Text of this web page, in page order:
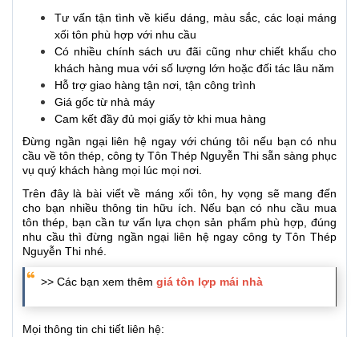
Tư vấn tận tình về kiểu dáng, màu sắc, các loại máng
xối tôn phù hợp với nhu cầu
Có nhiều chính sách ưu đãi cũng như chiết khấu cho
khách hàng mua với số lượng lớn hoặc đối tác lâu năm
Hỗ trợ giao hàng tận nơi, tận công trình
Giá gốc từ nhà máy
Cam kết đầy đủ mọi giấy tờ khi mua hàng
Đừng ngần ngại liên hệ ngay với chúng tôi nếu bạn có nhu
cầu về tôn thép, công ty Tôn Thép Nguyễn Thi sẵn sàng phục
vụ quý khách hàng mọi lúc mọi nơi.
Trên đây là bài viết về máng xối tôn, hy vọng sẽ mang đến
cho bạn nhiều thông tin hữu ích. Nếu bạn có nhu cầu mua
tôn thép, bạn cần tư vấn lựa chọn sản phẩm phù hợp, đúng
nhu cầu thì đừng ngần ngại liên hệ ngay công ty Tôn Thép
Nguyễn Thi nhé.
>> Các bạn xem thêm giá tôn lợp mái nhà
Mọi thông tin chi tiết liên hệ: